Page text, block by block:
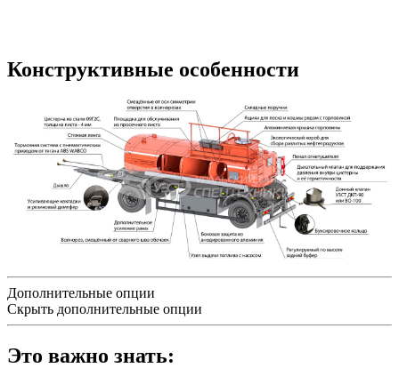
Конструктивные особенности
Дополнительные опции
Скрыть дополнительные опции
Это важно знать: